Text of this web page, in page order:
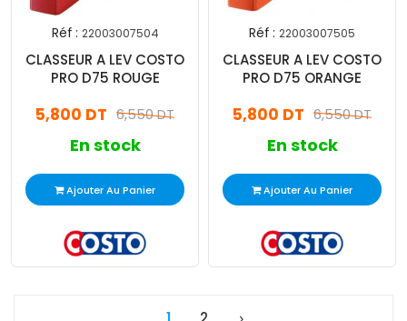
Réf : 22003007504
CLASSEUR A LEV COSTO
PRO D75 ROUGE
6,550 DT
5,800 DT
En stock
Ajouter Au Panier
Réf : 22003007505
CLASSEUR A LEV COSTO
PRO D75 ORANGE
6,550 DT
5,800 DT
En stock
Ajouter Au Panier